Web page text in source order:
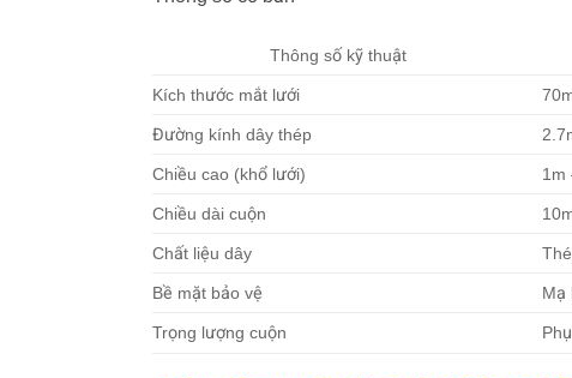
Thông số kỹ thuật
Kích thước mắt lưới
Đường kính dây thép
Chiều cao (khổ lưới) 1m
Chiều dài cuộn
Chất liệu dây
Bề mặt bảo vệ Mạ
Trọng lượng cuộn